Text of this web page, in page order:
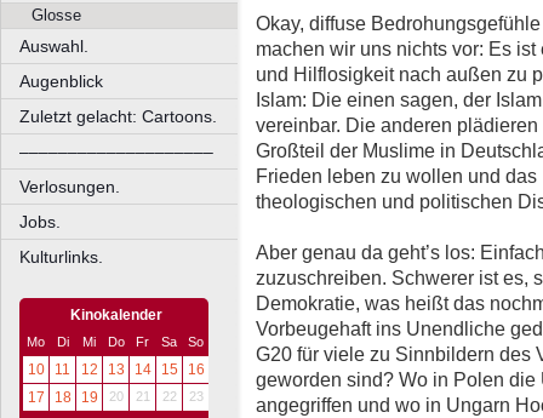
Glosse
Auswahl.
Augenblick
Zuletzt gelacht: Cartoons.
––––––––––––––––––––
Verlosungen.
Jobs.
Kulturlinks.
Kinokalender
Mo Di Mi Do Fr Sa So
10 11 12 13 14 15
16
17
18 19 20 21 22 23
Okay, diffuse
machen wir uns nichts vor: Es
und Hilflosigkeit nach außen zu
Islam: Die einen sagen, der
vereinbar. Die anderen
Großteil der Muslime in
Frieden leben zu wollen und
theologischen und politischen
Aber genau da geht’s los:
zuzuschreiben. Schwerer ist es,
Demokratie, was heißt das
Vorbeugehaft ins Unendliche
G20 für viele zu Sinnbildern des
geworden sind? Wo in Polen
angegriffen und wo in Ungarn